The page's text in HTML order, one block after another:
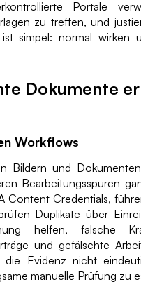
Portale
zu treffen, und
simpel: normal wirken
Dokumente
Workflows
Bildern und
Bearbeitungsspuren
Content Credentials,
Duplikate über
helfen, falsche
und gefälschte
Evidenz nicht
manuelle Prüfung zu